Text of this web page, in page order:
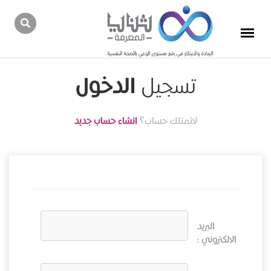
تسجيل الدخول
لاتمتلك حساب؟ انشاء حساب جديد
البريد
الالكتروني :